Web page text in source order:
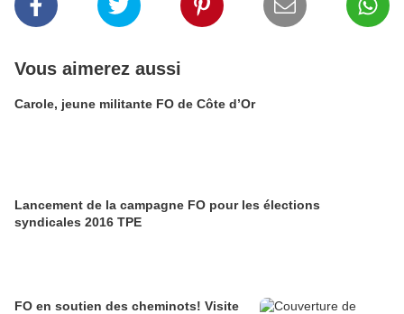
Vous aimerez aussi
Carole, jeune militante FO de Côte d’Or
Lancement de la campagne FO pour les élections
syndicales 2016 TPE
FO en soutien des cheminots! Visite